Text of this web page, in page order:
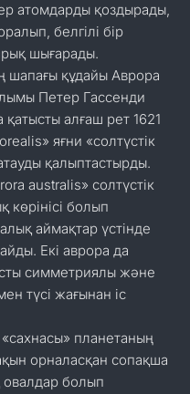
атомдарды қоздырады,
белгілі бір
шығарады.
шапағы құдайы Аврора
Петер Гассенди
қатысты алғаш рет 1621
яғни «солтүстік
қалыптастырды.
australis» солтүстік
көрінісі болып
аймақтар үстінде
Екі аврора да
симметриялы және
түсі жағынан іс
планетаның
орналасқан сопақша
овалдар болып